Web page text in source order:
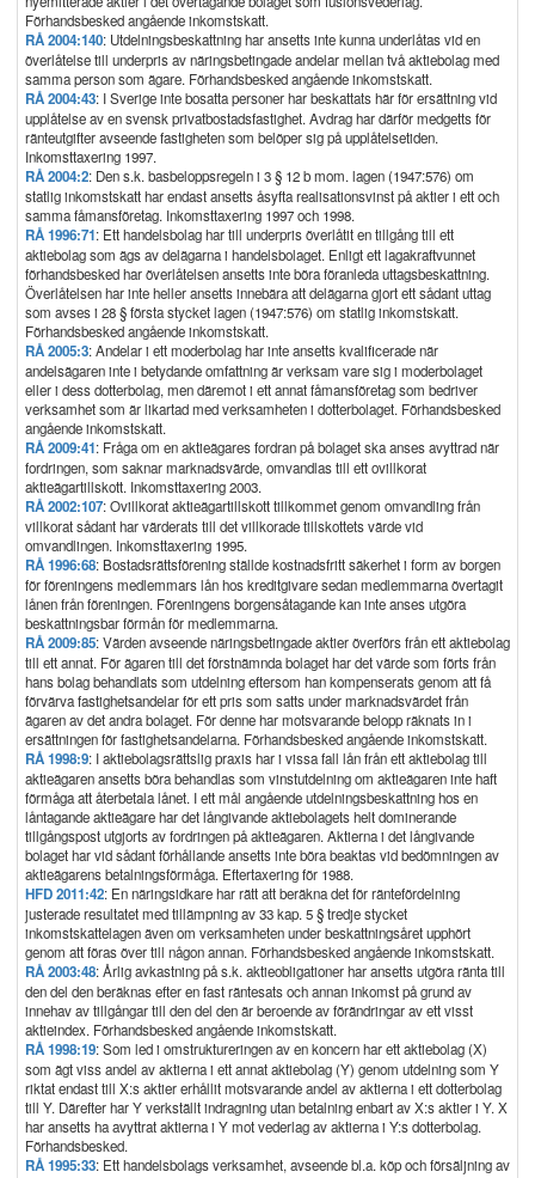
Förhandsbesked angående inkomstskatt.
RÅ 2004:140: Utdelningsbeskattning har ansetts inte kunna underlåtas vid en
överlåtelse till underpris av näringsbetingade andelar mellan två aktiebolag med
samma person som ägare. Förhandsbesked angående inkomstskatt.
RÅ 2004:43: I Sverige inte bosatta personer har beskattats här för ersättning vid
upplåtelse av en svensk privatbostadsfastighet. Avdrag har därför medgetts för
ränteutgifter avseende fastigheten som belöper sig på upplåtelsetiden.
Inkomsttaxering 1997.
RÅ 2004:2: Den s.k. basbeloppsregeln i 3 § 12 b mom. lagen (1947:576) om
statlig inkomstskatt har endast ansetts åsyfta realisationsvinst på aktier i ett och
samma fåmansföretag. Inkomsttaxering 1997 och 1998.
RÅ 1996:71: Ett handelsbolag har till underpris överlåtit en tillgång till ett
aktiebolag som ägs av delägarna i handelsbolaget. Enligt ett lagakraftvunnet
förhandsbesked har överlåtelsen ansetts inte böra föranleda uttagsbeskattning.
Överlåtelsen har inte heller ansetts innebära att delägarna gjort ett sådant uttag
som avses i 28 § första stycket lagen (1947:576) om statlig inkomstskatt.
Förhandsbesked angående inkomstskatt.
RÅ 2005:3: Andelar i ett moderbolag har inte ansetts kvalificerade när
andelsägaren inte i betydande omfattning är verksam vare sig i moderbolaget
eller i dess dotterbolag, men däremot i ett annat fåmansföretag som bedriver
verksamhet som är likartad med verksamheten i dotterbolaget. Förhandsbesked
angående inkomstskatt.
RÅ 2009:41: Fråga om en aktieägares fordran på bolaget ska anses avyttrad när
fordringen, som saknar marknadsvärde, omvandlas till ett ovillkorat
aktieägartillskott. Inkomsttaxering 2003.
RÅ 2002:107: Ovillkorat aktieägartillskott tillkommet genom omvandling från
villkorat sådant har värderats till det villkorade tillskottets värde vid
omvandlingen. Inkomsttaxering 1995.
RÅ 1996:68: Bostadsrättsförening ställde kostnadsfritt säkerhet i form av borgen
för föreningens medlemmars lån hos kreditgivare sedan medlemmarna övertagit
lånen från föreningen. Föreningens borgensåtagande kan inte anses utgöra
beskattningsbar förmån för medlemmarna.
RÅ 2009:85: Värden avseende näringsbetingade aktier överförs från ett aktiebolag
till ett annat. För ägaren till det förstnämnda bolaget har det värde som förts från
hans bolag behandlats som utdelning eftersom han kompenserats genom att få
förvärva fastighetsandelar för ett pris som satts under marknadsvärdet från
ägaren av det andra bolaget. För denne har motsvarande belopp räknats in i
ersättningen för fastighetsandelarna. Förhandsbesked angående inkomstskatt.
RÅ 1998:9: I aktiebolagsrättslig praxis har i vissa fall lån från ett aktiebolag till
aktieägaren ansetts böra behandlas som vinstutdelning om aktieägaren inte haft
förmåga att återbetala lånet. I ett mål angående utdelningsbeskattning hos en
låntagande aktieägare har det långivande aktiebolagets helt dominerande
tillgångspost utgjorts av fordringen på aktieägaren. Aktierna i det långivande
bolaget har vid sådant förhållande ansetts inte böra beaktas vid bedömningen av
aktieägarens betalningsförmåga. Eftertaxering för 1988.
HFD 2011:42: En näringsidkare har rätt att beräkna det för räntefördelning
justerade resultatet med tillämpning av 33 kap. 5 § tredje stycket
inkomstskattelagen även om verksamheten under beskattningsåret upphört
genom att föras över till någon annan. Förhandsbesked angående inkomstskatt.
RÅ 2003:48: Årlig avkastning på s.k. aktieobligationer har ansetts utgöra ränta till
den del den beräknas efter en fast räntesats och annan inkomst på grund av
innehav av tillgångar till den del den är beroende av förändringar av ett visst
aktieindex. Förhandsbesked angående inkomstskatt.
RÅ 1998:19: Som led i omstruktureringen av en koncern har ett aktiebolag (X)
som ägt viss andel av aktierna i ett annat aktiebolag (Y) genom utdelning som Y
riktat endast till X:s aktier erhållit motsvarande andel av aktierna i ett dotterbolag
till Y. Därefter har Y verkställt indragning utan betalning enbart av X:s aktier i Y. X
har ansetts ha avyttrat aktierna i Y mot vederlag av aktierna i Y:s dotterbolag.
Förhandsbesked.
RÅ 1995:33: Ett handelsbolags verksamhet, avseende bl.a. köp och försäljning av